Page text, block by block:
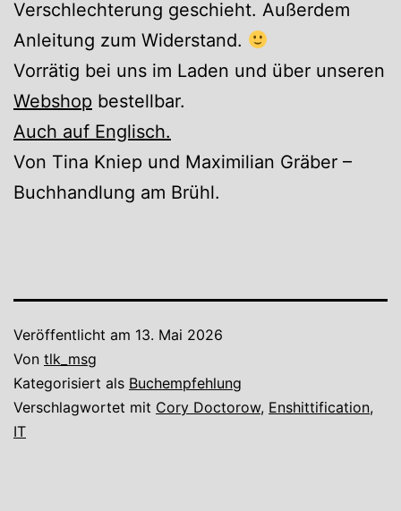
Verschlechterung geschieht. Außerdem
Anleitung zum Widerstand.
Vorrätig bei uns im Laden und über unseren
Webshop bestellbar.
Auch auf Englisch.
Von Tina Kniep und Maximilian Gräber –
Buchhandlung am Brühl.
Veröffentlicht am 13. Mai 2026
Von tlk_msg
Kategorisiert als Buchempfehlung
Verschlagwortet mit Cory Doctorow, Enshittification,
IT